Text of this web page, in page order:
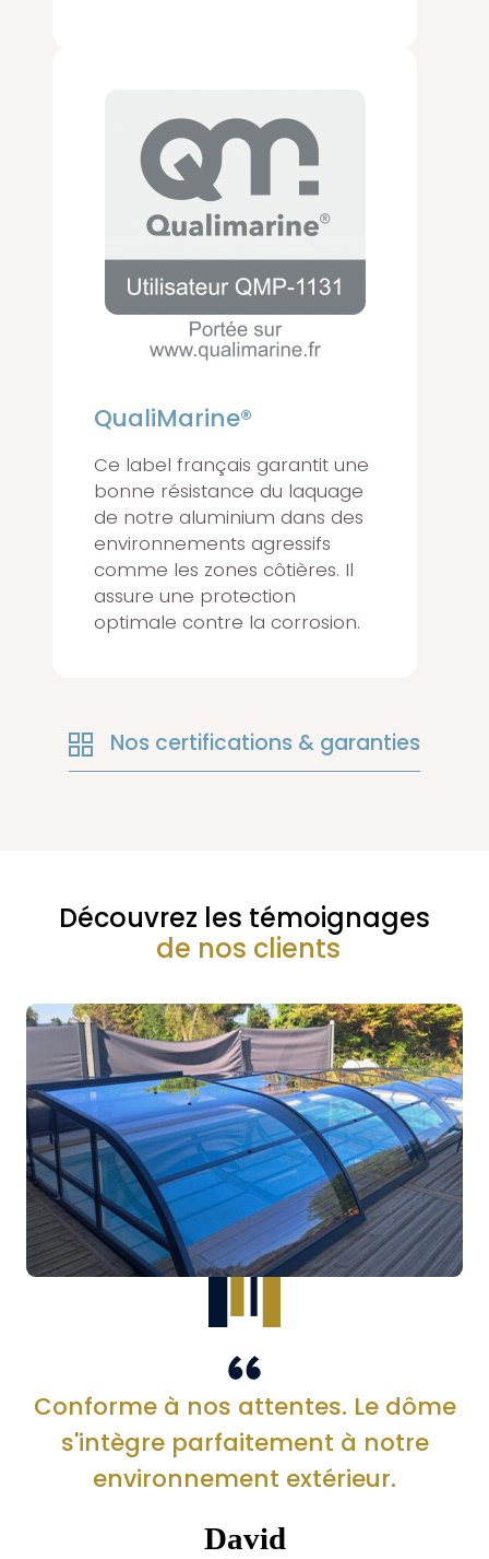
QualiMarine®
Ce label français garantit une
bonne résistance du laquage
de notre aluminium dans des
environnements agressifs
comme les zones côtières. Il
assure une protection
optimale contre la corrosion.
Nos certifications & garanties
Découvrez les témoignages
de nos clients
Conforme à nos attentes. Le dôme
s'intègre parfaitement à notre
environnement extérieur.
David